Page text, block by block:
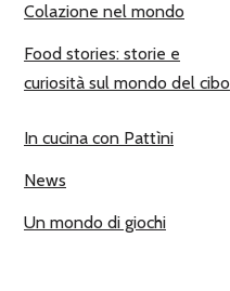
Colazione nel mondo
Food stories: storie e
curiosità sul mondo del cibo
In cucina con Pattìni
News
Un mondo di giochi